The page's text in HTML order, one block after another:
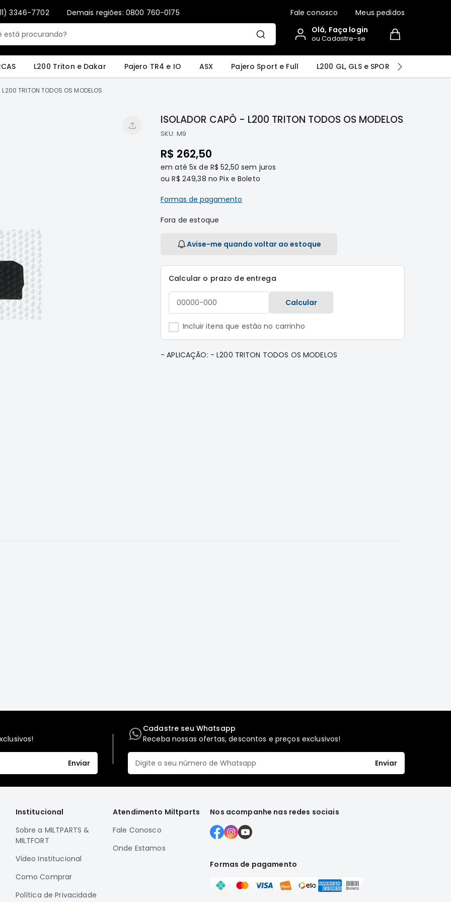
3346-7702 Demais regiões: 0800 760-0175 Fale conosco Meus pedidos
Olá, Faça login
ou Cadastre-se
L200 Triton e Dakar Pajero TR4 e IO ASX Pajero Sport e Full L200 GL, GLS e SPORT
TRITON TODOS OS MODELOS
ISOLADOR CAPÔ - L200 TRITON TODOS OS MODELOS
SKU: M9
R$ 262,50
em até 5x de R$ 52,50 sem juros
ouR$ 249,38 no Pix e Boleto
Formas de pagamento
Fora de estoque
Avise-me quando voltar ao estoque
Calcular o prazo de entrega
Calcular
Incluir itens que estão no carrinho
- APLICAÇÃO: - L200 TRITON TODOS OS MODELOS
Only registered users can write reviews. Please
create an account
Enviar
Cadastre seu Whatsapp
Receba nossas ofertas, descontos e preços exclusivos!
Enviar
Institucional
Sobre a MILTPARTS &
MILTFORT
Vídeo Institucional
Como Comprar
Política de Privacidade
Atendimento Miltparts
Fale Conosco
Onde Estamos
Nos acompanhe nas redes sociais
Formas de pagamento